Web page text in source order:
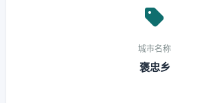
城市名称
褒忠乡